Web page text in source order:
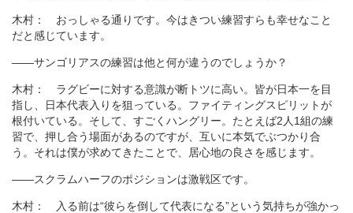
木村： おっしゃる通りです。今はきつい練習すらも幸せなこと
だと感じています。
――サンゴリアスの練習は他と何が違うのでしょうか？
木村： ラグビーに対する意識が断トツに高い。皆が日本一を目
指し、日本代表入りを狙っている。ファイティングスピリットが
根付いている。そして、すごくハングリー。たとえば2人1組の練
習で、押し合う場面があるのですが、互いに本気でぶつかり合
う。それは僕が求めてきたことで、居心地の良さを感じます。
――スクラムハーフのポジションは激戦区です。
木村： 入る前は“彼らを倒して代表になる”という気持ちが強かっ